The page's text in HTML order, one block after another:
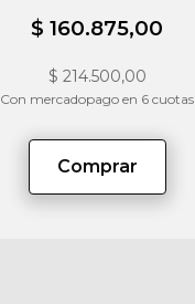
$ 160.875,00
$ 214.500,00
Con mercadopago en 6 cuotas
Comprar